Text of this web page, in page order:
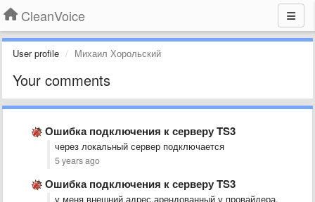
CleanVoice
User profile Михаил Хорольский
Your comments
Ошибка подключения к серверу TS3
через локальный сервер подключается
5 years ago
Ошибка подключения к серверу TS3
у меня внешний адрес,арендованный у провайдера.